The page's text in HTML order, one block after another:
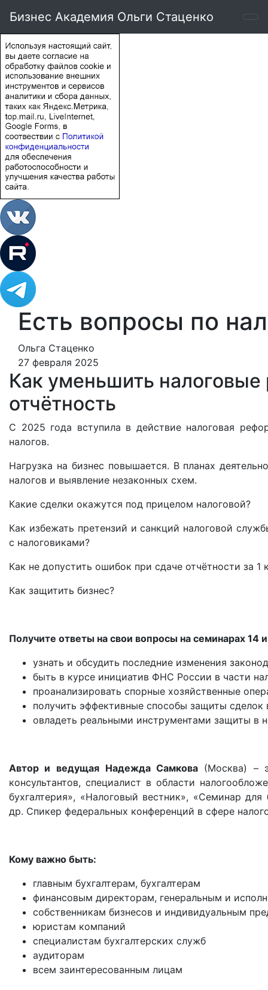
Бизнес Академия Ольги Стаценко
Есть вопросы по
Ольга Стаценко
27 февраля 2025
Как уменьшить налоговые
отчётность
С 2025 года вступила в действие налоговая
налогов.
Нагрузка на бизнес повышается. В планах
налогов и выявление незаконных схем.
Какие сделки окажутся под прицелом налоговой?
Как избежать претензий и санкций налоговой
с налоговиками?
Как не допустить ошибок при сдаче отчётности за 1
Как защитить бизнес?
Получите ответы на свои вопросы на семинарах 14
узнать и обсудить последние изменения
быть в курсе инициатив ФНС России в части
проанализировать спорные хозяйственные
получить эффективные способы защиты сделок
овладеть реальными инструментами защиты в
Автор и ведущая Надежда Самкова (Москва) –
консультантов, специалист в области
бухгалтерия», «Налоговый вестник», «Семинар для
др. Спикер федеральных конференций в сфере
Кому важно быть:
главным бухгалтерам, бухгалтерам
финансовым директорам, генеральным и
собственникам бизнесов и индивидуальным
юристам компаний
специалистам бухгалтерских служб
аудиторам
всем заинтересованным лицам